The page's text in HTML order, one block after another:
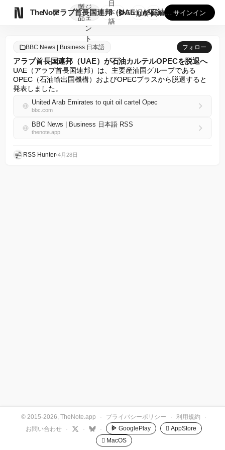
TheNote
製
品
ジ
ェ
ン
ト
アラブ首長国連邦（UAE）が石油カルテルOPECを脱退へ
日
本
語
GooglePlay
AppStore サインイン
BBC News | Business 日本語 フォロー
アラブ首長国連邦（UAE）が石油カルテルOPECを脱退へ
UAE（アラブ首長国連邦）は、主要産油国グループである
OPEC（石油輸出国機構）およびOPECプラスから脱退すると
発表しました。
United Arab Emirates to quit oil cartel Opec
bbc.com
BBC News | Business 日本語 RSS
thenote.app
RSS Hunter•4月28日
© 2015-2026, TheNote.app · プライバシーポリシー · 利用規約
·
お問い合わせ
· · · GooglePlay
 AppStore
 MacOS